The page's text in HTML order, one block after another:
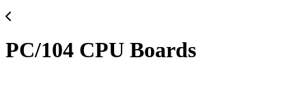
PC/104 CPU Boards